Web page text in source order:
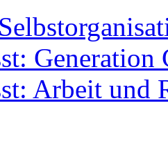
Generation
Arbeit und